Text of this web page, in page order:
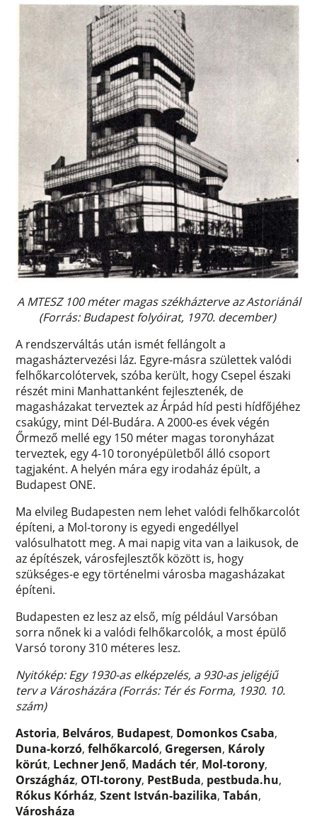
A MTESZ 100 méter magas székházterve az Astoriánál
(Forrás: Budapest folyóirat, 1970. december)
A rendszerváltás után ismét fellángolt a
magasháztervezési láz. Egyre-másra születtek valódi
felhőkarcolótervek, szóba került, hogy Csepel északi
részét mini Manhattanként fejlesztenék, de
magasházakat terveztek az Árpád híd pesti hídfőjéhez
csakúgy, mint Dél-Budára. A 2000-es évek végén
Őrmező mellé egy 150 méter magas toronyházat
terveztek, egy 4-10 toronyépületből álló csoport
tagjaként. A helyén mára egy irodaház épült, a
Budapest ONE.
Ma elvileg Budapesten nem lehet valódi felhőkarcolót
építeni, a Mol-torony is egyedi engedéllyel
valósulhatott meg. A mai napig vita van a laikusok, de
az építészek, városfejlesztők között is, hogy
szükséges-e egy történelmi városba magasházakat
építeni.
Budapesten ez lesz az első, míg például Varsóban
sorra nőnek ki a valódi felhőkarcolók, a most épülő
Varsó torony 310 méteres lesz.
Nyitókép: Egy 1930-as elképzelés, a 930-as jeligéjű
terv a Városházára (Forrás: Tér és Forma, 1930. 10.
szám)
Astoria, Belváros, Budapest, Domonkos Csaba,
Duna-korzó,felhőkarcoló, Gregersen, Károly
körút, Lechner Jenő, Madách tér, Mol-torony,
Országház, OTI-torony, PestBuda, pestbuda.hu,
Rókus Kórház,Szent István-bazilika,Tabán,
Városháza